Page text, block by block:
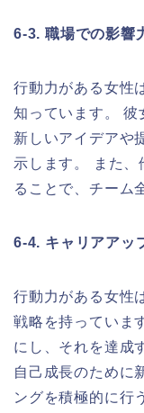
6-3. 職場での影響
行動力がある女性
知っています。 彼
新しいアイデアや
示します。 また、
ることで、チーム
6-4. キャリアアッ
行動力がある女性
戦略を持っていま
にし、それを達成
自己成長のために
ングを積極的に行